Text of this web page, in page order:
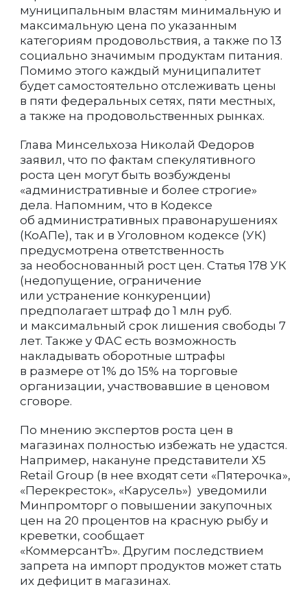
муниципальным властям минимальную и
максимальную цена по указанным
категориям продовольствия, а также по 13
социально значимым продуктам питания.
Помимо этого каждый муниципалитет
будет самостоятельно отслеживать цены
в пяти федеральных сетях, пяти местных,
а также на продовольственных рынках.
Глава Минсельхоза Николай Федоров
заявил, что по фактам спекулятивного
роста цен могут быть возбуждены
«административные и более строгие»
дела. Напомним, что в Кодексе
об административных правонарушениях
(КоАПе), так и в Уголовном кодексе (УК)
предусмотрена ответственность
за необоснованный рост цен. Статья 178 УК
(недопущение, ограничение
или устранение конкуренции)
предполагает штраф до 1 млн руб.
и максимальный срок лишения свободы 7
лет. Также у ФАС есть возможность
накладывать оборотные штрафы
в размере от 1% до 15% на торговые
организации, участвовавшие в ценовом
сговоре.
По мнению экспертов роста цен в
магазинах полностью избежать не удастся.
Например, накануне представители Х5
Retail Group (в нее входят сети «Пятерочка»,
«Перекресток», «Карусель») уведомили
Минпромторг о повышении закупочных
цен на 20 процентов на красную рыбу и
креветки, сообщает
«КоммерсантЪ». Другим последствием
запрета на импорт продуктов может стать
их дефицит в магазинах.